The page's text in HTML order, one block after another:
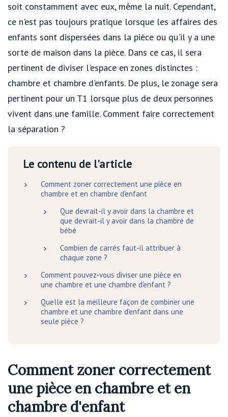
soit constamment avec eux, même la nuit. Cependant,
ce n'est pas toujours pratique lorsque les affaires des
enfants sont dispersées dans la pièce ou qu'il y a une
sorte de maison dans la pièce. Dans ce cas, il sera
pertinent de diviser l'espace en zones distinctes :
chambre et chambre d'enfants. De plus, le zonage sera
pertinent pour un T1 lorsque plus de deux personnes
vivent dans une famille. Comment faire correctement
la séparation ?
Le contenu de l'article
Comment zoner correctement une pièce en
chambre et en chambre d'enfant
Que devrait-il y avoir dans la chambre et
que devrait-il y avoir dans la chambre de
bébé
Combien de carrés faut-il attribuer à
chaque zone ?
Comment pouvez-vous diviser une pièce en
une chambre et une chambre d'enfant ?
Quelle est la meilleure façon de combiner une
chambre et une chambre d’enfant dans une
seule pièce ?
Comment zoner correctement
une pièce en chambre et en
chambre d'enfant